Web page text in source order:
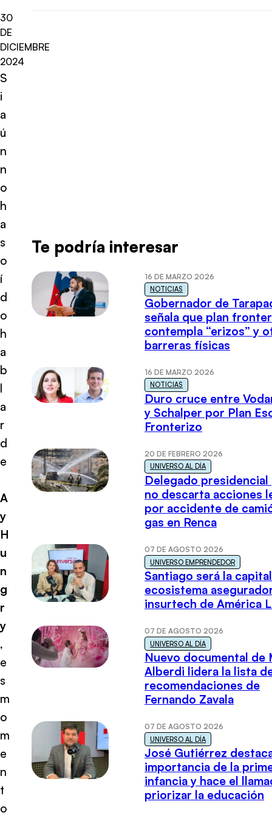
30
DE
DICIEMBRE
2024
S
i
a
ú
n
n
o
h
a
s
o
í
d
o
h
a
b
l
a
r
d
e
A
y
H
u
n
g
r
y
,
e
s
m
o
m
e
n
t
o
Te podría interesar
16 DE MARZO 2026
NOTICIAS
Gobernador de
señala que plan
contempla “erizos” y
barreras físicas
16 DE MARZO 2026
NOTICIAS
Duro cruce entre
y Schalper por Plan
Fronterizo
20 DE FEBRERO 2026
UNIVERSO AL DÍA
Delegado presidencial
no descarta acciones
por accidente de
gas en Renca
07 DE AGOSTO 2026
UNIVERSO EMPRENDEDOR
Santiago será la
ecosistema
insurtech de América
07 DE AGOSTO 2026
UNIVERSO AL DÍA
Nuevo documental de
Alberdi lidera la lista
recomendaciones de
Fernando Zavala
07 DE AGOSTO 2026
UNIVERSO AL DÍA
José Gutiérrez
importancia de la
infancia y hace el
priorizar la educación